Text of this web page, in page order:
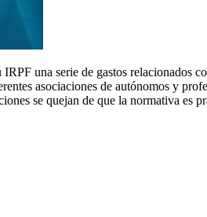
una serie de gastos relacionados
asociaciones de autónomos y
se quejan de que la normativa es